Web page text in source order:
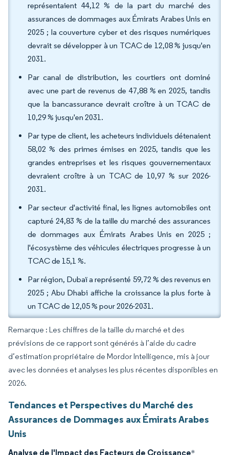
représentaient 44,12 % de la part du marché des
assurances de dommages aux Émirats Arabes Unis en
2025 ; la couverture cyber et des risques numériques
devrait se développer à un TCAC de 12,08 % jusqu'en
2031.
Par canal de distribution, les courtiers ont dominé
avec une part de revenus de 47,88 % en 2025, tandis
que la bancassurance devrait croître à un TCAC de
10,29 % jusqu'en 2031.
Par type de client, les acheteurs individuels détenaient
58,02 % des primes émises en 2025, tandis que les
grandes entreprises et les risques gouvernementaux
devraient croître à un TCAC de 10,97 % sur 2026-
2031.
Par secteur d'activité final, les lignes automobiles ont
capturé 24,83 % de la taille du marché des assurances
de dommages aux Émirats Arabes Unis en 2025 ;
l'écosystème des véhicules électriques progresse à un
TCAC de 15,1 %.
Par région, Dubaï a représenté 59,72 % des revenus en
2025 ; Abu Dhabi affiche la croissance la plus forte à
un TCAC de 12,05 % pour 2026-2031.
Remarque : Les chiffres de la taille du marché et des
prévisions de ce rapport sont générés à l’aide du cadre
d’estimation propriétaire de Mordor Intelligence, mis à jour
avec les données et analyses les plus récentes disponibles en
2026.
Tendances et Perspectives du Marché des
Assurances de Dommages aux Émirats Arabes
Unis
Analyse de l'Impact des Facteurs de Croissance*